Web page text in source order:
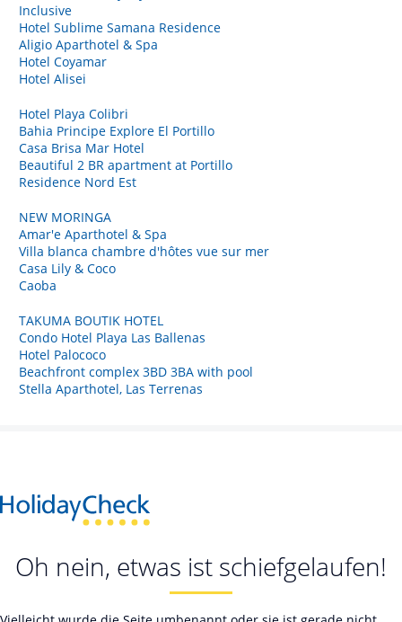
Inclusive
Hotel Sublime Samana Residence
Aligio Aparthotel & Spa
Hotel Coyamar
Hotel Alisei
Hotel Playa Colibri
Bahia Principe Explore El Portillo
Casa Brisa Mar Hotel
Beautiful 2 BR apartment at Portillo
Residence Nord Est
NEW MORINGA
Amar'e Aparthotel & Spa
Villa blanca chambre d'hôtes vue sur mer
Casa Lily & Coco
Caoba
TAKUMA BOUTIK HOTEL
Condo Hotel Playa Las Ballenas
Hotel Palococo
Beachfront complex 3BD 3BA with pool
Stella Aparthotel, Las Terrenas
Oh nein, etwas ist schiefgelaufen!